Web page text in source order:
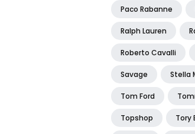
Paco Rabanne
Ralph Lauren
Roberto Cavalli
Savage Stella
Tom Ford
Topshop Tory